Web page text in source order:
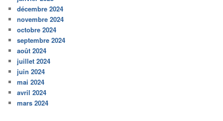
décembre 2024
novembre 2024
octobre 2024
septembre 2024
août 2024
juillet 2024
juin 2024
mai 2024
avril 2024
mars 2024